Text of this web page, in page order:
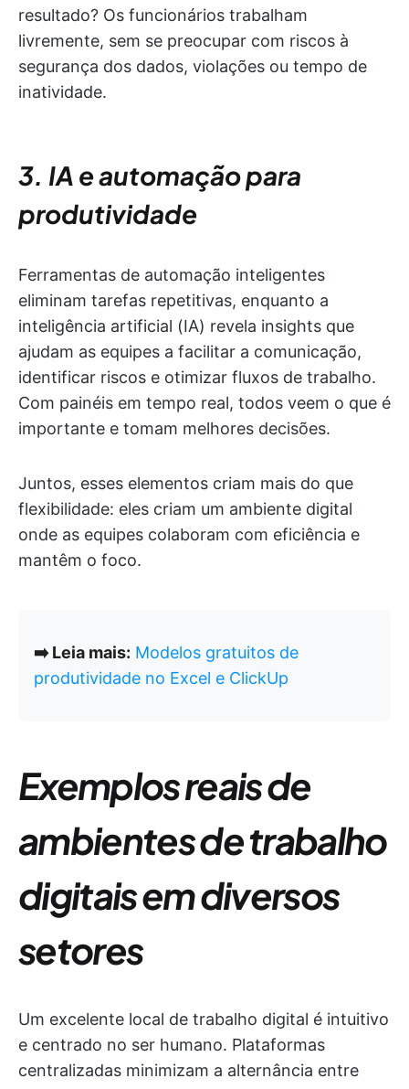
resultado? Os funcionários trabalham
livremente, sem se preocupar com riscos à
segurança dos dados, violações ou tempo de
inatividade.
3. IA e automação para
produtividade
Ferramentas de automação inteligentes
eliminam tarefas repetitivas, enquanto a
inteligência artificial (IA) revela insights que
ajudam as equipes a facilitar a comunicação,
identificar riscos e otimizar fluxos de trabalho.
Com painéis em tempo real, todos veem o que é
importante e tomam melhores decisões.
Juntos, esses elementos criam mais do que
flexibilidade: eles criam um ambiente digital
onde as equipes colaboram com eficiência e
mantêm o foco.
➡️ Leia mais: Modelos gratuitos de
produtividade no Excel e ClickUp
Exemplos reais de
ambientes de trabalho
digitais em diversos
setores
Um excelente local de trabalho digital é intuitivo
e centrado no ser humano. Plataformas
centralizadas minimizam a alternância entre